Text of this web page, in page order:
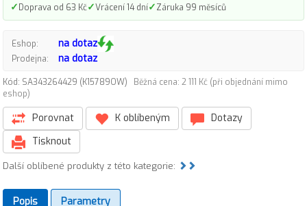
✓Doprava od 63 Kč✓Vrácení 14 dní✓Záruka 99 měsíců
Eshop: na dotaz
Prodejna: na dotaz
Kód: SA343264429 (K15789OW)
Běžná cena: 2 111 Kč (při objednání mimo
eshop)
Porovnat K oblíbeným
Dotazy
Tisknout
Další oblíbené produkty z této kategorie:
Popis Parametry